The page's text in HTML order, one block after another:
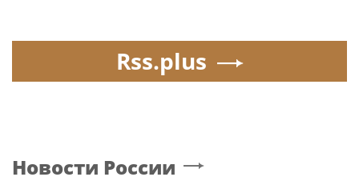
Rss.plus
Новости России